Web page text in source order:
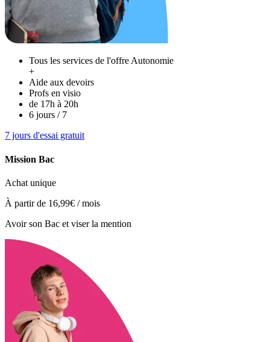
Tous les services de l'offre Autonomie
+
Aide aux devoirs
Profs en visio
de 17h à 20h
6 jours / 7
7 jours d'essai gratuit
Mission Bac
Achat unique
À partir de 16,99€ / mois
Avoir son Bac et viser la mention